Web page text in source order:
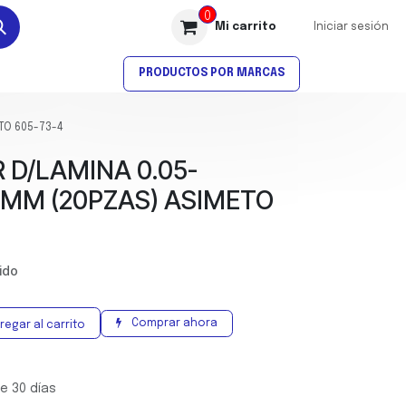
0
Mi carrito Iniciar sesión
ROSCADOPRODUCTOS POR MARCAS
605-73-4
D/LAMINA 0.05-
(20PZAS) ASIMETO
al carrito Comprar ahora
30 días